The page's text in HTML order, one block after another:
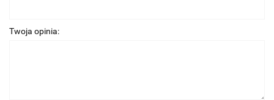
Twoja opinia: